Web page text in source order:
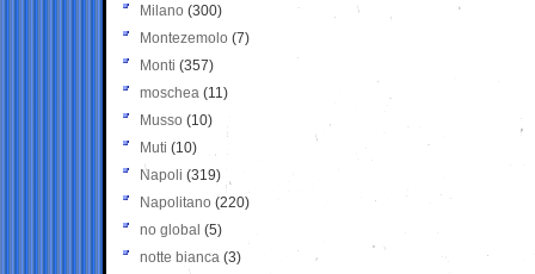
Milano (300)
Montezemolo (7)
Monti (357)
moschea (11)
Musso (10)
Muti (10)
Napoli (319)
Napolitano (220)
no global (5)
notte bianca (3)